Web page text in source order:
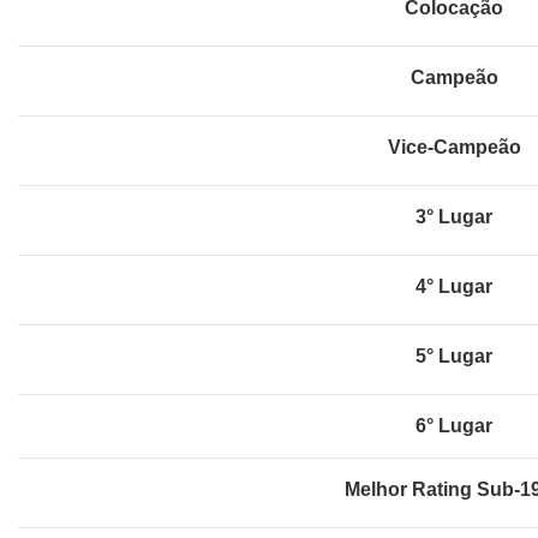
Colocação
Campeão
Vice-Campeão
3° Lugar
4° Lugar
5° Lugar
6° Lugar
Melhor Rating Sub-